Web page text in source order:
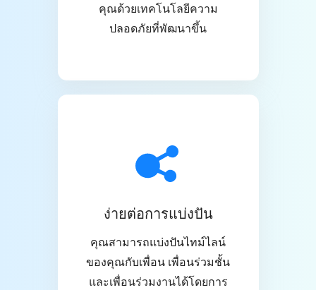
คุณด้วยเทคโนโลยีความ
ปลอดภัยที่พัฒนาขึ้น
ง่ายต่อการแบ่งปัน
คุณสามารถแบ่งปันไทม์ไลน์
ของคุณกับเพื่อน เพื่อนร่วมชั้น
และเพื่อนร่วมงานได้โดยการ